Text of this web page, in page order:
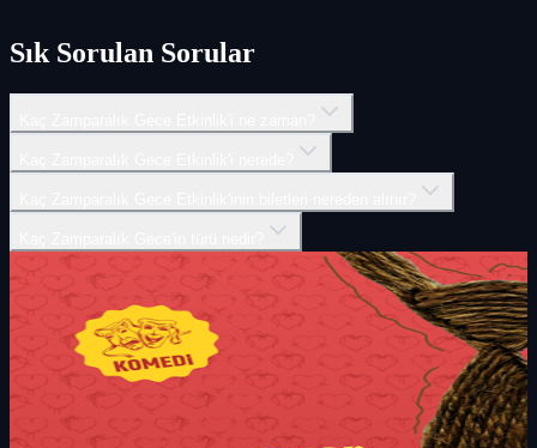
Sık Sorulan Sorular